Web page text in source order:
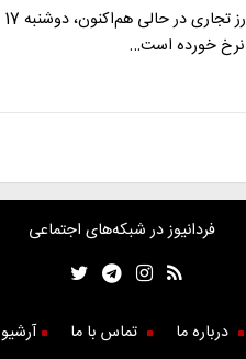
قیمت دلار حواله در معاملات بازار ارز تجاری در حالی هم‌اکنون، دوشنبه 17
فردانیوز در شبکه‌های اجتماعی
درباره ما تماس با ما آرشیو